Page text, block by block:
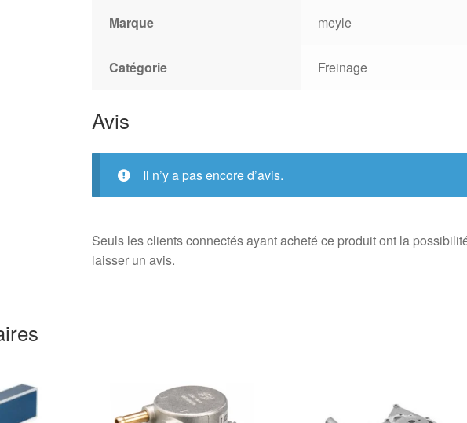
Marque meyle
Catégorie Freinage
Avis
Il n’y a pas encore d’avis.
Seuls les clients connectés ayant acheté ce produit ont la
laisser un avis.